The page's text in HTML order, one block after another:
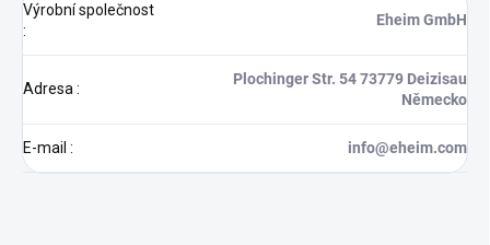
Výrobní společnost
:
Eheim GmbH
Adresa:
Plochinger Str. 54 73779 Deizisau
Německo
E-mail : info@eheim.com